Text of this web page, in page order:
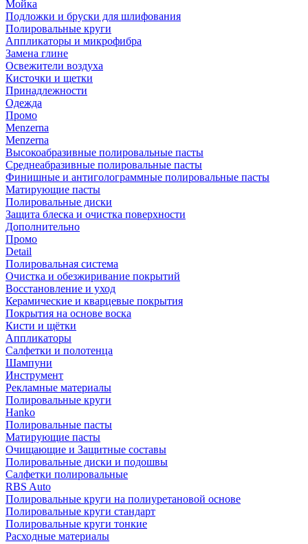
Мойка
Подложки и бруски для шлифования
Полировальные круги
Аппликаторы и микрофибра
Замена глине
Освежители воздуха
Кисточки и щетки
Принадлежности
Одежда
Промо
Menzerna
Menzerna
Высокоабразивные полировальные пасты
Среднеабразивные полировальные пасты
Финишные и антиголограммные полировальные пасты
Матирующие пасты
Полировальные диски
Защита блеска и очистка поверхности
Дополнительно
Промо
Detail
Полировальная система
Очистка и обезжиривание покрытий
Восстановление и уход
Керамические и кварцевые покрытия
Покрытия на основе воска
Кисти и щётки
Аппликаторы
Салфетки и полотенца
Шампуни
Инструмент
Рекламные материалы
Полировальные круги
Hanko
Полировальные пасты
Матирующие пасты
Очищающие и Защитные составы
Полировальные диски и подошвы
Салфетки полировальные
RBS Auto
Полировальные круги на полиуретановой основе
Полировальные круги стандарт
Полировальные круги тонкие
Расходные материалы